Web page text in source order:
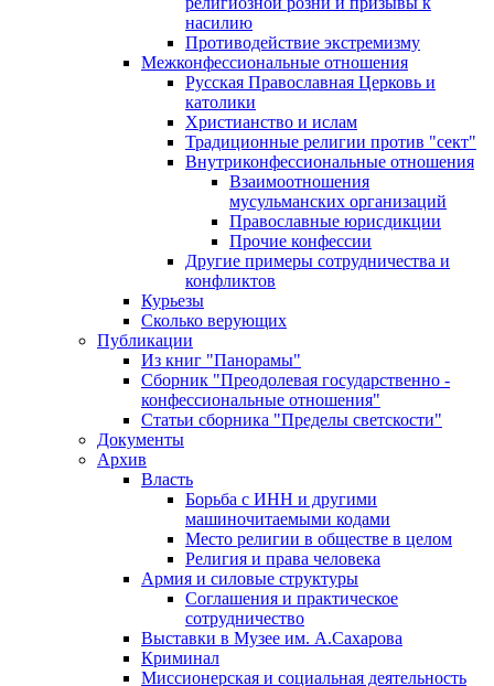
насилию
Противодействие экстремизму
Межконфессиональные отношения
Русская Православная Церковь и
католики
Христианство и ислам
Традиционные религии против "сект"
Внутриконфессиональные отношения
Взаимоотношения
мусульманских организаций
Православные юрисдикции
Прочие конфессии
Другие примеры сотрудничества и
конфликтов
Курьезы
Сколько верующих
Публикации
Из книг "Панорамы"
Сборник "Преодолевая государственно -
конфессиональные отношения"
Статьи сборника "Пределы светскости"
Документы
Архив
Власть
Борьба с ИНН и другими
машиночитаемыми кодами
Место религии в обществе в целом
Религия и права человека
Армия и силовые структуры
Соглашения и практическое
сотрудничество
Выставки в Музее им. А.Сахарова
Криминал
Миссионерская и социальная деятельность